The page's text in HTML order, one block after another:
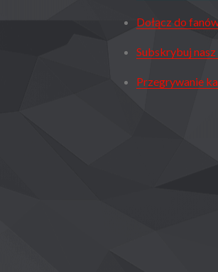
Dołącz do
Subskrybuj nasz
Przegrywanie